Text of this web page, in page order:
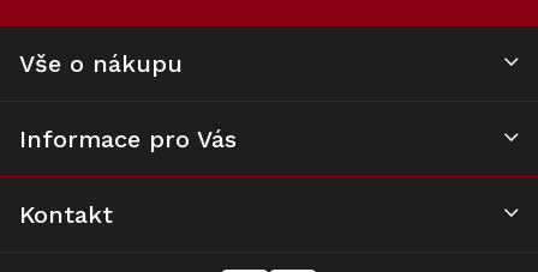
v
v
Vše o nákupu
Informace pro Vás
Kontakt